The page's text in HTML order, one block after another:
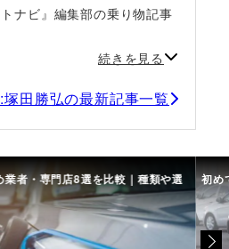
ナビ』編集部の乗り物記事
続きを見る
塚田勝弘の最新記事一覧
者・専門店8選を比較｜種類や選 初め